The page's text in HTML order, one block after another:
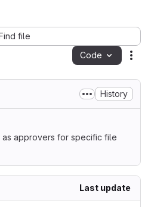
file
Code
History
as approvers for specific file
Last update